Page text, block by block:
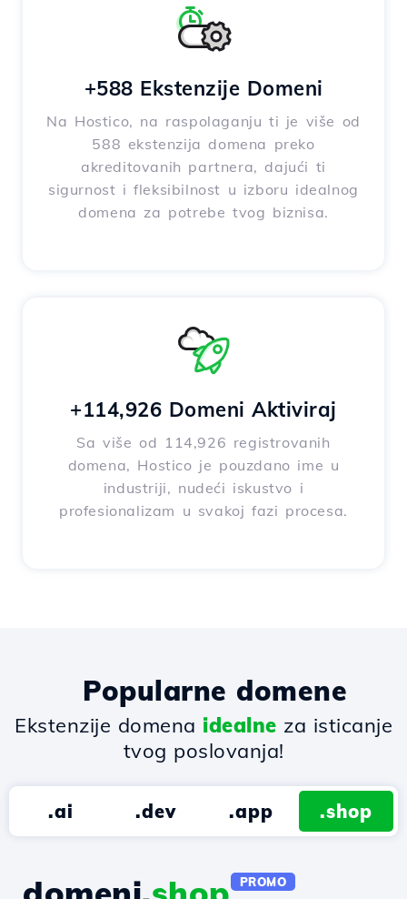
+588 Ekstenzije Domeni
Na Hostico, na raspolaganju ti je više od
588 ekstenzija domena preko
akreditovanih partnera, dajući ti
sigurnost i fleksibilnost u izboru idealnog
domena za potrebe tvog biznisa.
+114,926 Domeni Aktiviraj
Sa više od 114,926 registrovanih
domena, Hostico je pouzdano ime u
industriji, nudeći iskustvo i
profesionalizam u svakoj fazi procesa.
Popularne domene
Ekstenzije domena idealne za isticanje
tvog poslovanja!
.ai .dev .app .shop
PROMO